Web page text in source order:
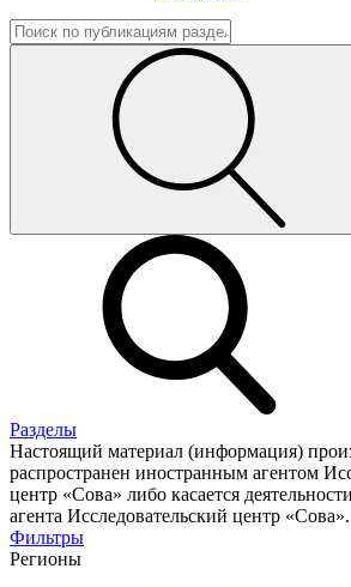
Разделы
Настоящий материал (информация)
распространен иностранным агентом
центр «Сова» либо касается
агента Исследовательский центр «Сова».
Фильтры
Регионы